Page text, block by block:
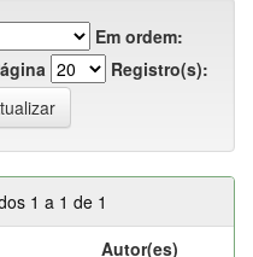
Em ordem:
Registro(s):
1 a 1 de 1
Autor(es)